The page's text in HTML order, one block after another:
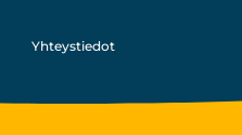
Yhteystiedot